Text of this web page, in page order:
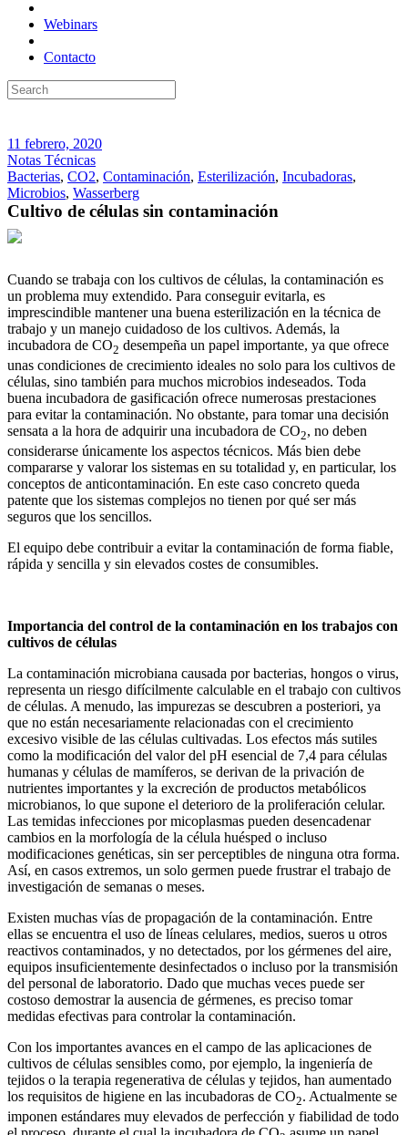
Webinars
Contacto
11 febrero, 2020
Notas Técnicas
Bacterias, CO2, Contaminación, Esterilización, Incubadoras,
Microbios, Wasserberg
Cultivo de células sin contaminación
Cuando se trabaja con los cultivos de células, la contaminación es
un problema muy extendido. Para conseguir evitarla, es
imprescindible mantener una buena esterilización en la técnica de
trabajo y un manejo cuidadoso de los cultivos. Además, la
incubadora de CO2 desempeña un papel importante, ya que ofrece
unas condiciones de crecimiento ideales no solo para los cultivos de
células, sino también para muchos microbios indeseados. Toda
buena incubadora de gasificación ofrece numerosas prestaciones
para evitar la contaminación. No obstante, para tomar una decisión
sensata a la hora de adquirir una incubadora de CO2, no deben
considerarse únicamente los aspectos técnicos. Más bien debe
compararse y valorar los sistemas en su totalidad y, en particular, los
conceptos de anticontaminación. En este caso concreto queda
patente que los sistemas complejos no tienen por qué ser más
seguros que los sencillos.
El equipo debe contribuir a evitar la contaminación de forma fiable,
rápida y sencilla y sin elevados costes de consumibles.
Importancia del control de la contaminación en los trabajos con
cultivos de células
La contaminación microbiana causada por bacterias, hongos o virus,
representa un riesgo difícilmente calculable en el trabajo con cultivos
de células. A menudo, las impurezas se descubren a posteriori, ya
que no están necesariamente relacionadas con el crecimiento
excesivo visible de las células cultivadas. Los efectos más sutiles
como la modificación del valor del pH esencial de 7,4 para células
humanas y células de mamíferos, se derivan de la privación de
nutrientes importantes y la excreción de productos metabólicos
microbianos, lo que supone el deterioro de la proliferación celular.
Las temidas infecciones por micoplasmas pueden desencadenar
cambios en la morfología de la célula huésped o incluso
modificaciones genéticas, sin ser perceptibles de ninguna otra forma.
Así, en casos extremos, un solo germen puede frustrar el trabajo de
investigación de semanas o meses.
Existen muchas vías de propagación de la contaminación. Entre
ellas se encuentra el uso de líneas celulares, medios, sueros u otros
reactivos contaminados, y no detectados, por los gérmenes del aire,
equipos insuficientemente desinfectados o incluso por la transmisión
del personal de laboratorio. Dado que muchas veces puede ser
costoso demostrar la ausencia de gérmenes, es preciso tomar
medidas efectivas para controlar la contaminación.
Con los importantes avances en el campo de las aplicaciones de
cultivos de células sensibles como, por ejemplo, la ingeniería de
tejidos o la terapia regenerativa de células y tejidos, han aumentado
los requisitos de higiene en las incubadoras de CO2. Actualmente se
imponen estándares muy elevados de perfección y fiabilidad de todo